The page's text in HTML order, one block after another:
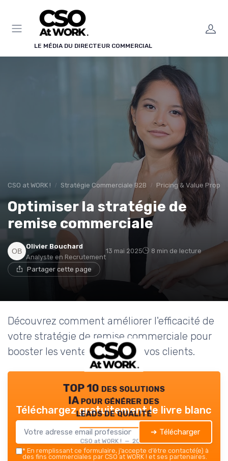
LE MÉDIA DU DIRECTEUR COMMERCIAL
CSO at WORK ! Stratégie Commerciale B2B Pricing & Value
Optimiser la stratégie de
remise commerciale
Olivier Bouchard
Analyste en Recrutement
13 mai 2025 8 min de lecture
Partager cette page
Découvrez comment améliorer l'efficacité de
votre stratégie de remise commerciale pour
booster les ventes et fidéliser vos clients.
TOP 10 des solutions
IA pour générer des
leads de qualité
CSO at WORK ! — 2026
Téléchargez gratuitement le livre blanc
➔ Télécharger
* En remplissant ce formulaire, j’accepte d’être contacté(e) à
des fins commerciales par CSO at WORK ! et ses partenaires.